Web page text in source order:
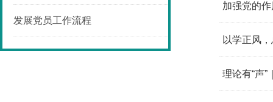
发展党员工作流程
加强党的
以学正风
理论有“声